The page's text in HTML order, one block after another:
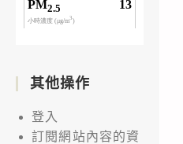
其他操作
登入
訂閱網站內容的資